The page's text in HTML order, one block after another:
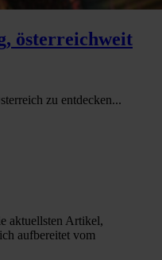
österreichweit
zu entdecken...
aktuellsten Artikel,
aufbereitet vom